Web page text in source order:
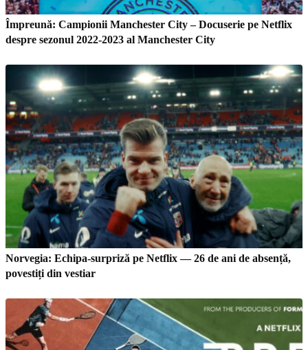
Împreună: Campionii Manchester City – Docuserie pe Netflix
despre sezonul 2022-2023 al Manchester City
Norvegia: Echipa-surpriză pe Netflix — 26 de ani de absență,
povestiți din vestiar